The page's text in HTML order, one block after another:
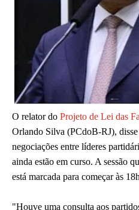
O relator do Projeto de Lei das
Orlando Silva (PCdoB-RJ),
negociações entre líderes
ainda estão em curso. A sessão
está marcada para começar às
"Houve uma consulta aos